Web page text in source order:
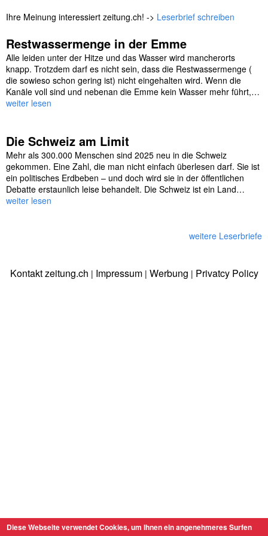
Ihre Meinung interessiert zeitung.ch! -> Leserbrief schreiben
Restwassermenge in der Emme
Alle leiden unter der Hitze und das Wasser wird mancherorts
knapp. Trotzdem darf es nicht sein, dass die Restwassermenge (
die sowieso schon gering ist) nicht eingehalten wird. Wenn die
Kanäle voll sind und nebenan die Emme kein Wasser mehr führt,…
weiter lesen
Die Schweiz am Limit
Mehr als 300.000 Menschen sind 2025 neu in die Schweiz
gekommen. Eine Zahl, die man nicht einfach überlesen darf. Sie ist
ein politisches Erdbeben – und doch wird sie in der öffentlichen
Debatte erstaunlich leise behandelt. Die Schweiz ist ein Land…
weiter lesen
weitere Leserbriefe
Kontakt zeitung.ch | Impressum| Werbung | Privatcy Policy
Diese Webseite verwendet Cookies, um Ihnen ein angenehmeres Surfen